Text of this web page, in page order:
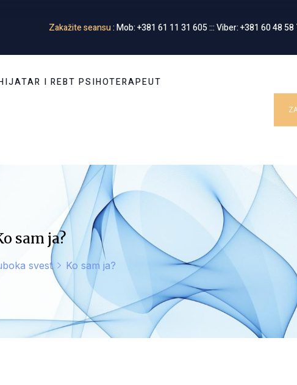
Zakažite seansu: Mob: +381 61 11 31 605 ::: Viber: +381 60 48 58
I REBT PSIHOTERAPEUT
sam ja?
svest Ko sam ja?